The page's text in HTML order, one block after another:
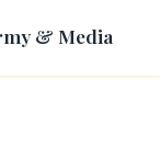
& Media